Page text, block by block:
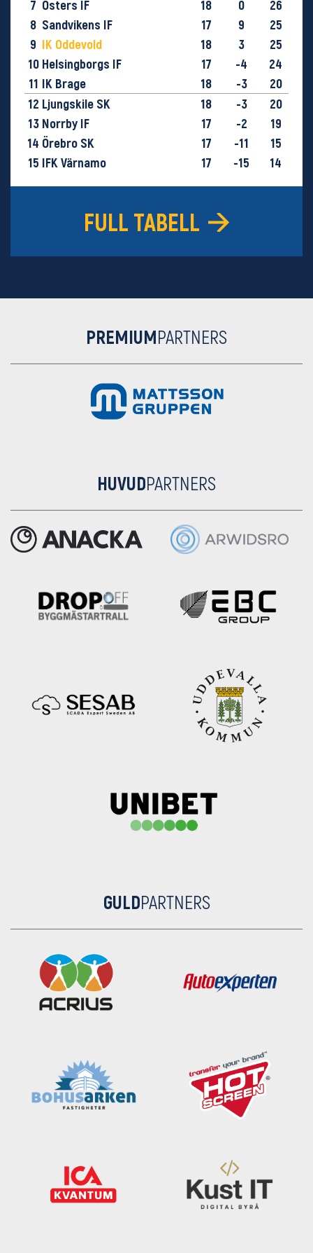
7 Östers IF 18 0
26
8 Sandvikens IF 17 9
25
9 IK Oddevold 18 3
25
10 Helsingborgs IF 17 -4
24
11 IK Brage 18 -3
20
12 Ljungskile SK 18 -3
20
13 Norrby IF 17 -2
19
14 Örebro SK 17 -11
15
15 IFK Värnamo 17 -15
14
FULL TABELL
PREMIUMPARTNERS
HUVUDPARTNERS
GULDPARTNERS